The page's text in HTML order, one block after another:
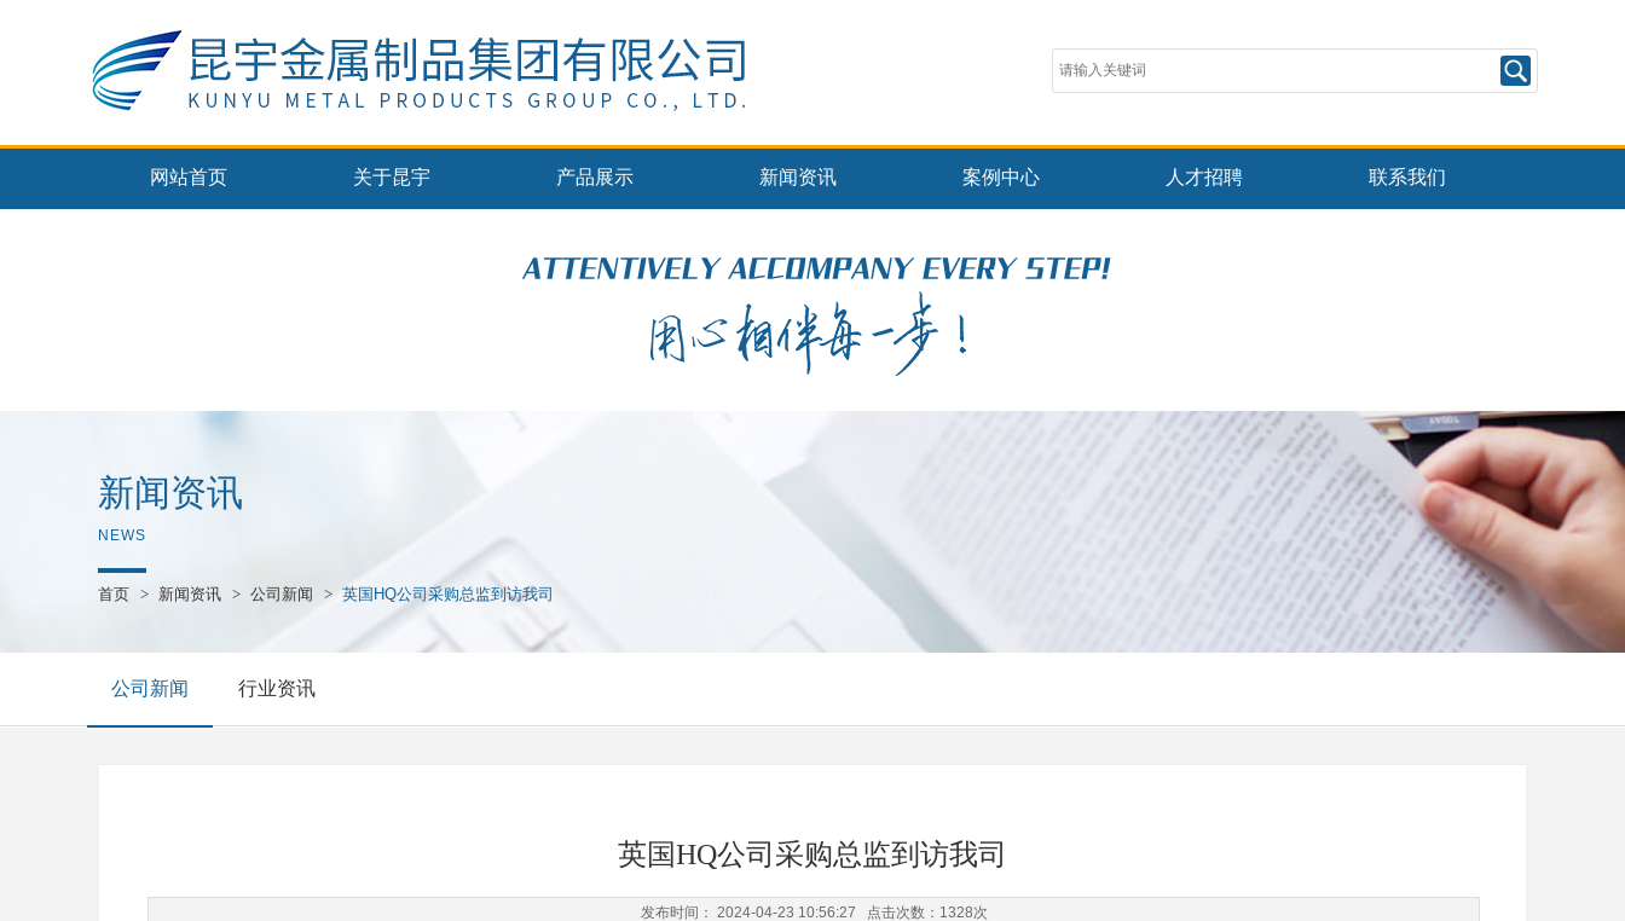
网站首页 关于昆宇 产品展示 新闻资讯 案例中心 人才招聘 联系我们
新闻资讯
NEWS
首页 > 新闻资讯 > 公司新闻 > 英国HQ公司采购总监到访我司
公司新闻 行业资讯
英国HQ公司采购总监到访我司
发布时间： 2024-04-23 10:56:27 点击次数： 1328次